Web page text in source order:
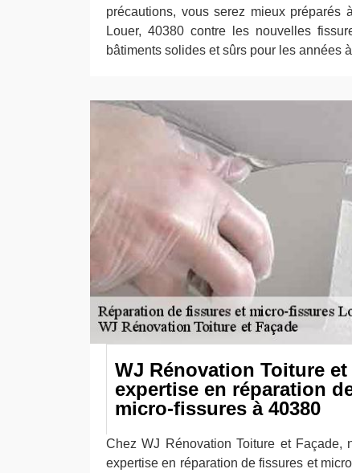
précautions, vous serez mieux préparés
Louer, 40380 contre les nouvelles
bâtiments solides et sûrs pour les années
WJ Rénovation Toiture et
expertise en réparation
micro-fissures à 40380
Chez WJ Rénovation Toiture et Façade,
expertise en réparation de fissures et